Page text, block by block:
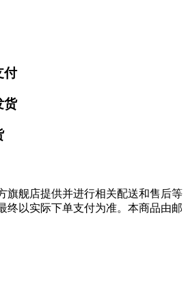
付
货
旗舰店提供并进行相关配送和售后等
终以实际下单支付为准。本商品由邮